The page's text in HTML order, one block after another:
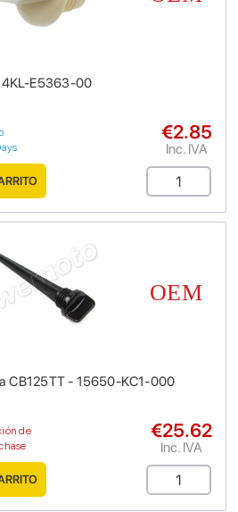
4KL-E5363-00
€2.85
Inc. IVA
CB125TT - 15650-KC1-000
de
€25.62
Inc. IVA